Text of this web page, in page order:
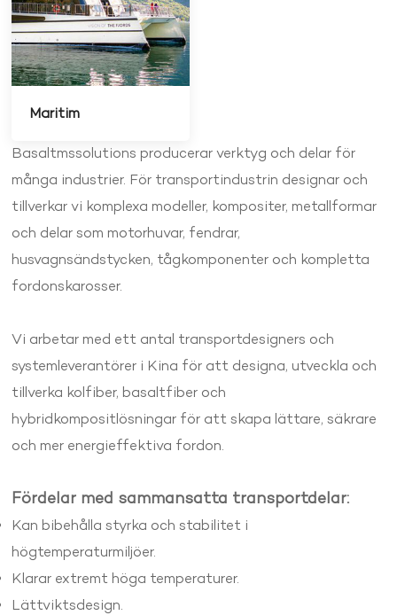
Maritim
Basaltmssolutions producerar verktyg och delar för
många industrier. För transportindustrin designar och
tillverkar vi komplexa modeller, kompositer, metallformar
och delar som motorhuvar, fendrar,
husvagnsändstycken, tågkomponenter och kompletta
fordonskarosser.
Vi arbetar med ett antal transportdesigners och
systemleverantörer i Kina för att designa, utveckla och
tillverka kolfiber, basaltfiber och
hybridkompositlösningar för att skapa lättare, säkrare
och mer energieffektiva fordon.
Fördelar med sammansatta transportdelar:
Kan bibehålla styrka och stabilitet i
högtemperaturmiljöer.
Klarar extremt höga temperaturer.
Lättviktsdesign.